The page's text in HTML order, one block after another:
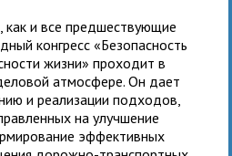
как и все пред­ше­ству­ю­щие
кон­гресс «Безопасность
жизни» проходит в
атмо­сфере. Он дает
и реа­ли­за­ции под­хо­дов,
на улуч­ше­ние
эффек­тив­ных